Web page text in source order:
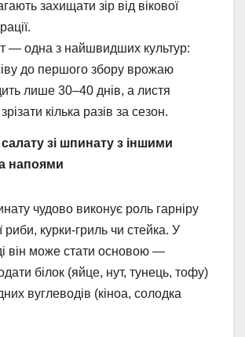
захищати зір від вікової
— одна з найшвидших культур:
до першого збору врожаю
лише 30–40 днів, а листя
кілька разів за сезон.
зі шпинату з іншими
напоями
чудово виконує роль гарніру
риби, курки-гриль чи стейка. У
він може стати основою —
білок (яйце, нут, тунець, тофу)
вуглеводів (кіноа, солодка